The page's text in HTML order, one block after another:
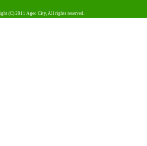
(C) 2011 Ageo City, All rights reserved.